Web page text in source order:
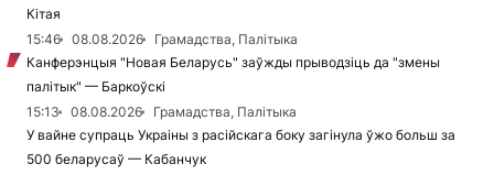
Кітая
15:46
08.08.2026
Грамадства, Палітыка
Канферэнцыя "Новая Беларусь" заўжды прыводзіць да "змены
палітык" — Баркоўскі
15:13
08.08.2026
Грамадства, Палітыка
У вайне супраць Украіны з расійскага боку загінула ўжо больш за
500 беларусаў — Кабанчук